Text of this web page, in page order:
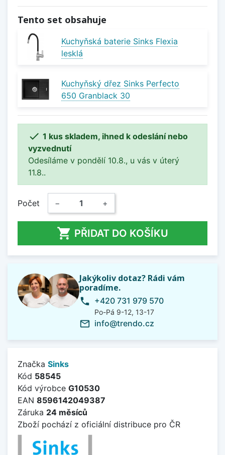
Tento set obsahuje
Kuchyňská baterie Sinks Flexia
lesklá
Kuchyňský dřez Sinks Perfecto
650 Granblack 30
 1 kus skladem, ihned k odeslání nebo
vyzvednutí
Odesíláme v pondělí 10.8., u vás v úterý
11.8..
Počet − +
 PŘIDAT DO KOŠÍKU
Jakýkoliv dotaz? Rádi vám
poradíme.
phone +420 731 979 570
Po-Pá 9-12, 13-17
mail_outline info@trendo.cz
Značka Sinks
Kód 58545
Kód výrobce G10530
EAN 8596142049387
Záruka 24 měsíců
Zboží pochází z oficiální distribuce pro ČR